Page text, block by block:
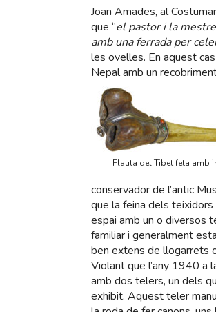
Joan Amades, al
que “el pastor i la
amb una ferrada per
les ovelles. En aquest
Nepal amb un
Flauta del Tibet feta amb
conservador de l’antic
que la feina dels teixidors
espai amb un o diversos
familiar i generalment
ben extens de llogarrets
Violant que l’any 1940 a
amb dos telers, un dels
exhibit. Aquest teler